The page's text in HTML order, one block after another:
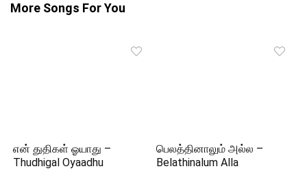
More Songs For You
என் துதிகள் ஓயாது –
Thudhigal Oyaadhu
பெலத்தினாலும் அல்ல –
Belathinalum Alla